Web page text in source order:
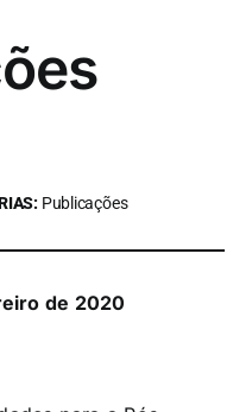
Publicações
de 2020